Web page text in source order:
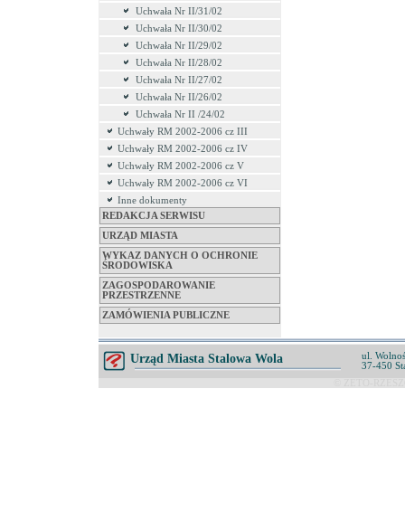
Uchwała Nr II/31/02
Uchwała Nr II/30/02
Uchwała Nr II/29/02
Uchwała Nr II/28/02
Uchwała Nr II/27/02
Uchwała Nr II/26/02
Uchwała Nr II /24/02
Uchwały RM 2002-2006 cz III
Uchwały RM 2002-2006 cz IV
Uchwały RM 2002-2006 cz V
Uchwały RM 2002-2006 cz VI
Inne dokumenty
REDAKCJA SERWISU
URZĄD MIASTA
WYKAZ DANYCH O OCHRONIE
ŚRODOWISKA
ZAGOSPODAROWANIE
PRZESTRZENNE
ZAMÓWIENIA PUBLICZNE
Urząd Miasta Stalowa Wola
ul.
37-450